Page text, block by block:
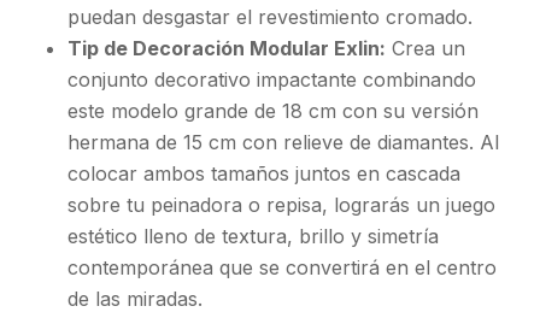
puedan desgastar el revestimiento cromado.
Tip de Decoración Modular Exlin: Crea un
conjunto decorativo impactante combinando
este modelo grande de 18 cm con su versión
hermana de 15 cm con relieve de diamantes. Al
colocar ambos tamaños juntos en cascada
sobre tu peinadora o repisa, lograrás un juego
estético lleno de textura, brillo y simetría
contemporánea que se convertirá en el centro
de las miradas.